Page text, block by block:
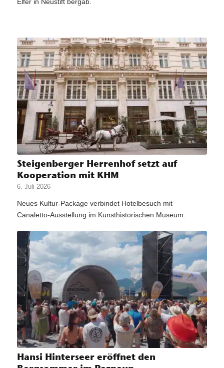
Steigenberger Herrenhof setzt auf
Kooperation mit KHM
6. Juli 2026
Neues Kultur-Package verbindet Hotelbesuch mit
Canaletto-Ausstellung im Kunsthistorischen Museum.
Hansi Hinterseer eröffnet den